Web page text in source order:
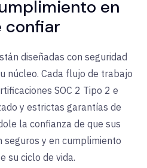
en
confiar
diseñadas con seguridad
núcleo. Cada flujo de trabajo
SOC 2 Tipo 2 e
y estrictas garantías de
la confianza de que sus
y en cumplimiento
su ciclo de vida.